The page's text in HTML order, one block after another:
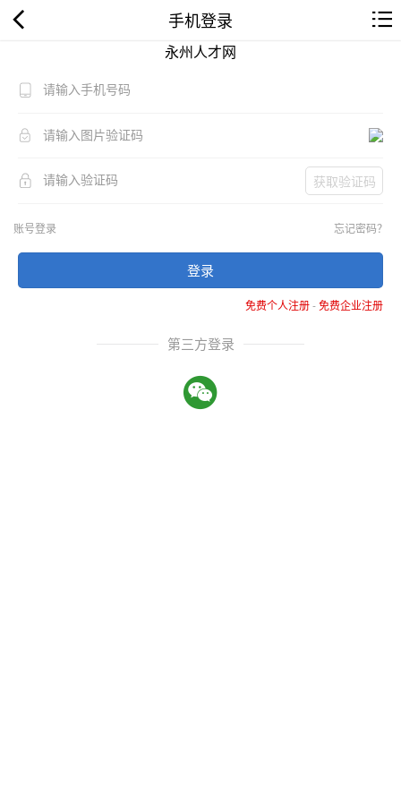
手机登录
永州人才网
获取验证码
账号登录 忘记密码？
登录
免费个人注册-免费企业注册
第三方登录